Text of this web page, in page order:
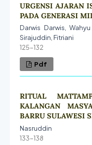
URGENSI AJARAN
PADA GENERASI
Darwis Darwis,
Sirajuddin, Fitriani
125-132
Pdf
RITUAL
KALANGAN
BARRU SULAWESI
Nasruddin
133-138